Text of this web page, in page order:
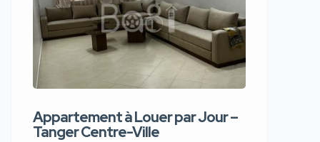
Appartement à Louer par Jour –
Tanger Centre-Ville